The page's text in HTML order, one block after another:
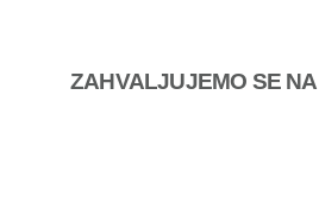
ZAHVALJUJEMO SE